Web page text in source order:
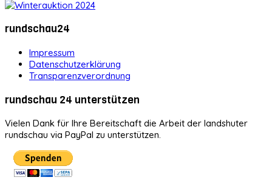
rundschau24
Impressum
Datenschutzerklärung
Transparenzverordnung
rundschau 24 unterstützen
Vielen Dank für Ihre Bereitschaft die Arbeit der landshuter
rundschau via PayPal zu unterstützen.